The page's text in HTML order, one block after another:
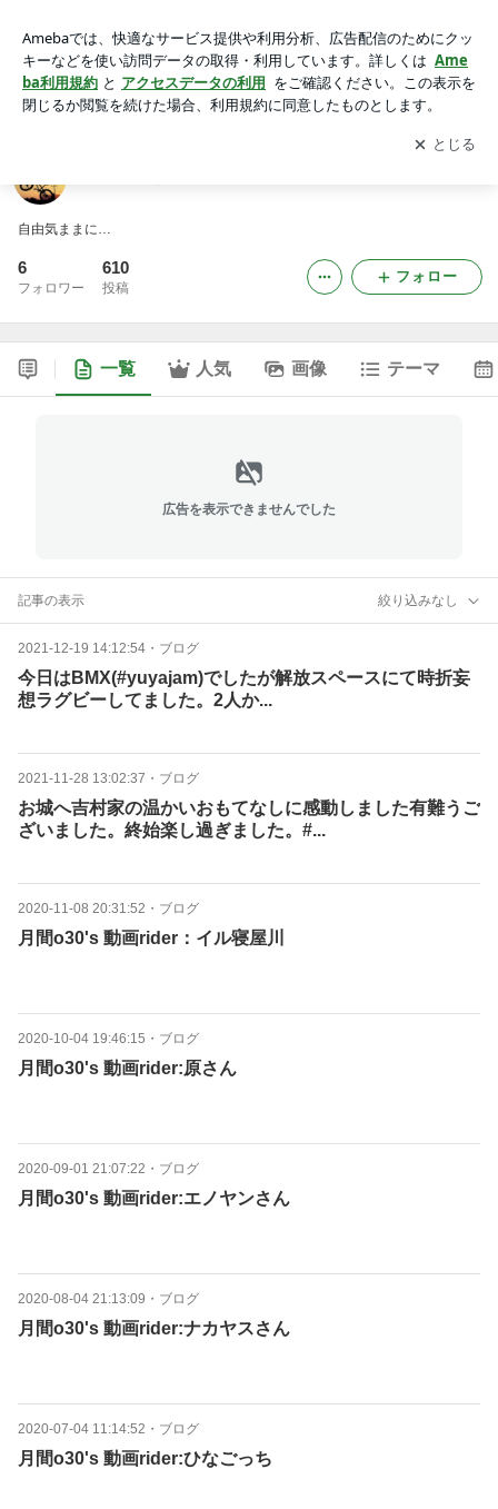
アプリをダウンロードして ブログの更新通知
を受け取りまし
ょう。
開く
自由気ままに…
6
フォロワー
610
投稿
フォロー
一覧 人気 画像 テーマ
広告を表示できませんでした
記事の表示 絞り込みなし
2021-12-19 14:12:54 ・ ブログ
今日はBMX(#yuyajam)でしたが解放スペースにて時折妄
想ラグビーしてました。2人か...
2021-11-28 13:02:37 ・ ブログ
お城へ吉村家の温かいおもてなしに感動しました有難うご
ざいました。終始楽し過ぎました。#...
2020-11-08 20:31:52 ・ ブログ
月間o30's 動画rider：イル寝屋川
2020-10-04 19:46:15 ・ ブログ
月間o30's 動画rider:原さん
2020-09-01 21:07:22 ・ ブログ
月間o30's 動画rider:エノヤンさん
2020-08-04 21:13:09 ・ ブログ
月間o30's 動画rider:ナカヤスさん
2020-07-04 11:14:52 ・ ブログ
月間o30's 動画rider:ひなごっち